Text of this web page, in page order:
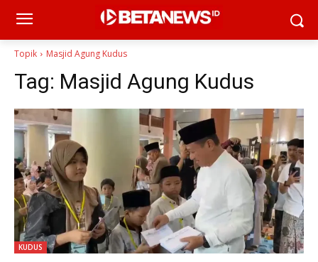
Topik Masjid Agung Kudus
Tag: Masjid Agung Kudus
KUDUS